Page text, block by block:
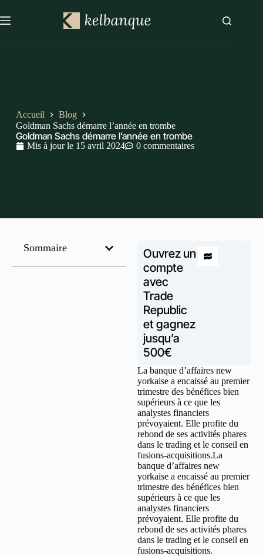
Accueil
Blog
Goldman Sachs démarre l’année en trombe
Goldman Sachs démarre l’année en trombe
Mis à jour le 15 avril 2024 0 commentaires
Sommaire
Ouvrez un
compte
avec
Trade
Republic
et gagnez
jusqu’a
500€
La banque d’affaires new
yorkaise a encaissé au premier
trimestre des bénéfices bien
supérieurs à ce que les
analystes financiers
prévoyaient. Elle profite du
rebond de ses activités phares
dans le trading et le conseil en
fusions-acquisitions.La
banque d’affaires new
yorkaise a encaissé au premier
trimestre des bénéfices bien
supérieurs à ce que les
analystes financiers
prévoyaient. Elle profite du
rebond de ses activités phares
dans le trading et le conseil en
fusions-acquisitions.